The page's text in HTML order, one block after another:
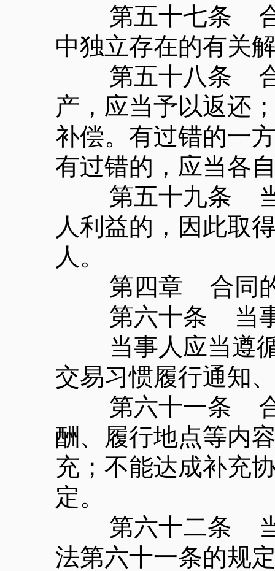
第五十七条 合
中独立存在的有关
第五十八条 合
产，应当予以返还
补偿。有过错的一
有过错的，应当各
第五十九条 当
人利益的，因此取
人。
第四章 合同
第六十条 当事
当事人应当遵循
交易习惯履行通知
第六十一条 合
酬、履行地点等内
充；不能达成补充
定。
第六十二条 当
法第六十一条的规